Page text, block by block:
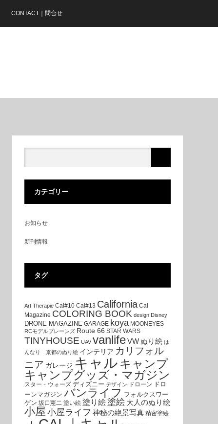
CONTACT｜問合せ
カテゴリー
お知らせ
新刊情報
タグ
Art Therapie Cal#10 Cal#13 California Cal
Magazine COLORING BOOK design Disney
DRONE MAGAZINE GARAGE koya MOONEYES
RCモデルプレーンズ Route 66 STAR WARS
TINYHOUSE UAV vanlifeVWぬり絵 は
んなり 京都のぬり絵 インテリア カリフォル
ニア ガレージ キャル キャンプ
キャンプグッズ・マガジン
スター・ウォーズ ディズニー デザイン ドローン ドロ
ーンマガジン バンライフ フォルクスワー
ゲン 坂口憲二 塗い絵 塗り絵塗絵 大人のぬり絵
小屋 小屋ライフ 神秘の絶景写真 精密塗絵